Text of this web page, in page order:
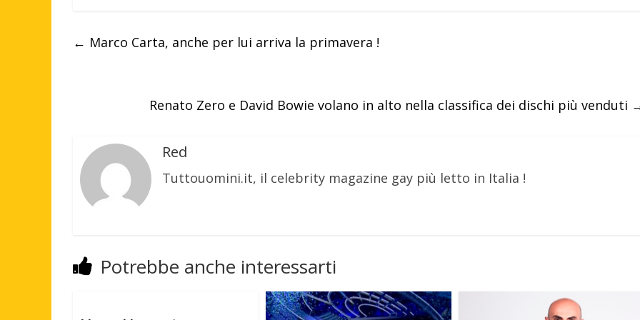
← Marco Carta, anche per lui arriva la primavera !
Renato Zero e David Bowie volano in alto nella classifica dei dischi più venduti
Red
Tuttouomini.it, il celebrity magazine gay più letto in Italia !
Potrebbe anche interessarti